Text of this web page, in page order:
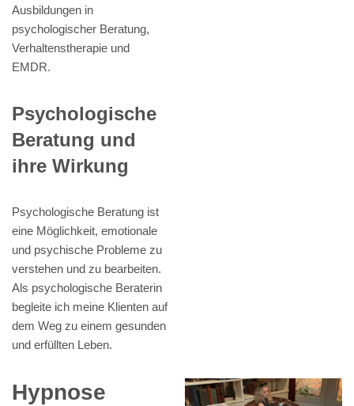
Ausbildungen in
psychologischer Beratung,
Verhaltenstherapie und
EMDR.
Psychologische
Beratung und
ihre Wirkung
Psychologische Beratung ist
eine Möglichkeit, emotionale
und psychische Probleme zu
verstehen und zu bearbeiten.
Als psychologische Beraterin
begleite ich meine Klienten auf
dem Weg zu einem gesunden
und erfüllten Leben.
Hypnose